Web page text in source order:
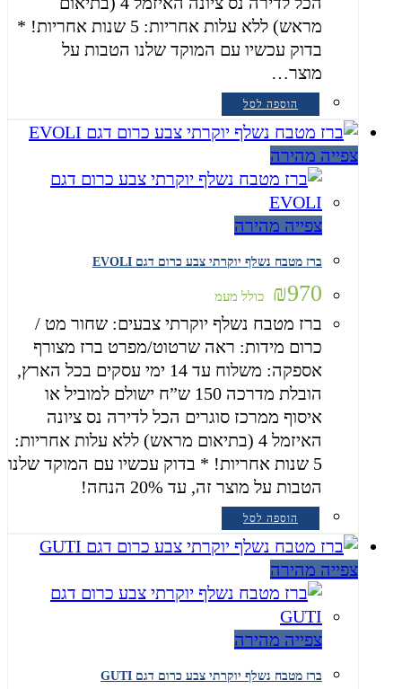
מראש) ללא עלות אחריות: 5 שנות אחריות! *
בדוק עכשיו עם המוקד שלנו הטבות על
מוצר…
הוספה לסל
צפייה מהירה
צפייה מהירה
ברז מטבח נשלף יוקרתי צבע כרום דגם EVOLI
₪970 כולל מעמ
ברז מטבח נשלף יוקרתי צבעים: שחור מט /
כרום מידות: ראה שרטוט/מפרט ברז מצורף
אספקה: משלוח עד 14 ימי עסקים בכל הארץ,
הובלת מדרכה 150 ש”ח ישולם למוביל או
איסוף ממרכז סוגרים הכל לדירה נס ציונה
האיזמל 4 (בתיאום מראש) ללא עלות אחריות:
5 שנות אחריות! * בדוק עכשיו עם המוקד שלנו
הטבות על מוצר זה, עד 20% הנחה!
הוספה לסל
צפייה מהירה
צפייה מהירה
ברז מטבח נשלף יוקרתי צבע כרום דגם GUTI